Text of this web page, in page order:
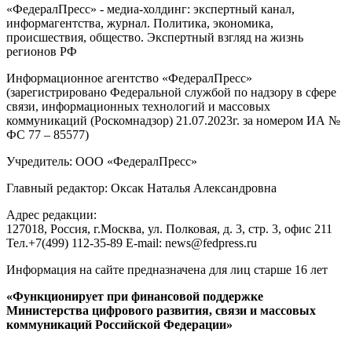
«ФедералПресс» - медиа-холдинг: экспертный канал,
информагентства, журнал. Политика, экономика,
происшествия, общество. Экспертный взгляд на жизнь
регионов РФ
Информационное агентство «ФедералПресс»
(зарегистрировано Федеральной службой по надзору в сфере
связи, информационных технологий и массовых
коммуникаций (Роскомнадзор) 21.07.2023г. за номером ИА №
ФС 77 – 85577)
Учредитель: ООО «ФедералПресс»
Главный редактор: Оксак Наталья Александровна
Адрес редакции:
127018, Россия, г.Москва, ул. Полковая, д. 3, стр. 3, офис 211
Тел.+7(499) 112-35-89 E-mail: news@fedpress.ru
Информация на сайте предназначена для лиц старше 16 лет
«Функционирует при финансовой поддержке
Министерства цифрового развития, связи и массовых
коммуникаций Российской Федерации»